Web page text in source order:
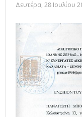
Δευτέρα, 28 Ιουλίου